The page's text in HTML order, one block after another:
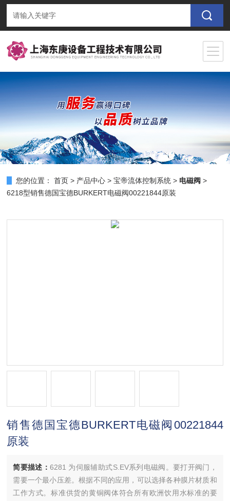
您的位置： 首页 > 产品中心 >宝帝流体控制系统 > 电磁阀 >
6218型销售德国宝德BURKERT电磁阀00221844原装
销售德国宝德BURKERT电磁阀00221844
原装
简要描述：6281 为伺服辅助式S.EV系列电磁阀。要打开阀门，
需要一个最小压差。根据不同的应用，可以选择各种膜片材质和
工作方式。标准供货的黄铜阀体符合所有欧洲饮用水标准的要